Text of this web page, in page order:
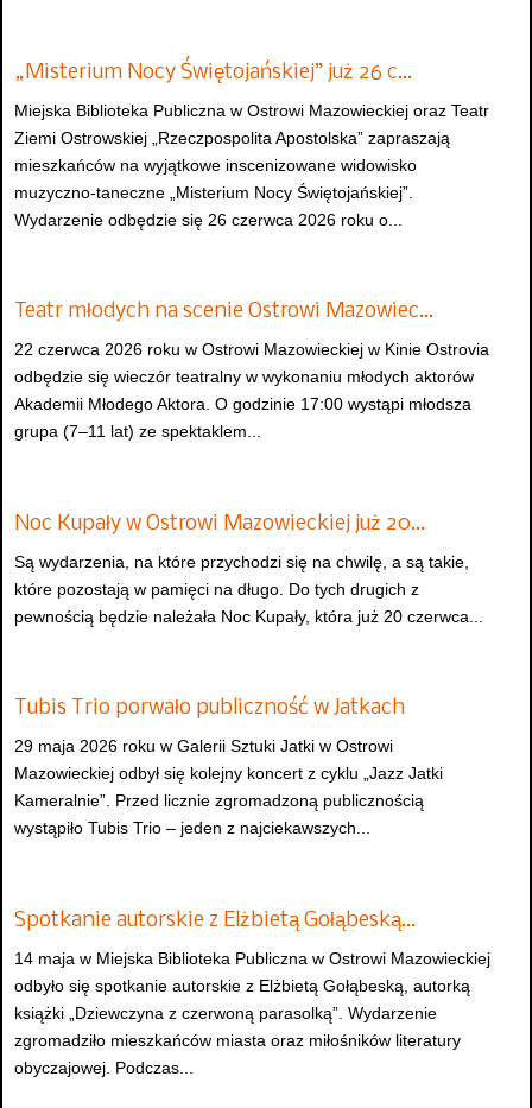
„Misterium Nocy Świętojańskiej” już 26 c…
Miejska Biblioteka Publiczna w Ostrowi Mazowieckiej oraz Teatr
Ziemi Ostrowskiej „Rzeczpospolita Apostolska” zapraszają
mieszkańców na wyjątkowe inscenizowane widowisko
muzyczno-taneczne „Misterium Nocy Świętojańskiej”.
Wydarzenie odbędzie się 26 czerwca 2026 roku o...
Teatr młodych na scenie Ostrowi Mazowiec…
22 czerwca 2026 roku w Ostrowi Mazowieckiej w Kinie Ostrovia
odbędzie się wieczór teatralny w wykonaniu młodych aktorów
Akademii Młodego Aktora. O godzinie 17:00 wystąpi młodsza
grupa (7–11 lat) ze spektaklem...
Noc Kupały w Ostrowi Mazowieckiej już 20…
Są wydarzenia, na które przychodzi się na chwilę, a są takie,
które pozostają w pamięci na długo. Do tych drugich z
pewnością będzie należała Noc Kupały, która już 20 czerwca...
Tubis Trio porwało publiczność w Jatkach
29 maja 2026 roku w Galerii Sztuki Jatki w Ostrowi
Mazowieckiej odbył się kolejny koncert z cyklu „Jazz Jatki
Kameralnie”. Przed licznie zgromadzoną publicznością
wystąpiło Tubis Trio – jeden z najciekawszych...
Spotkanie autorskie z Elżbietą Gołąbeską…
14 maja w Miejska Biblioteka Publiczna w Ostrowi Mazowieckiej
odbyło się spotkanie autorskie z Elżbietą Gołąbeską, autorką
książki „Dziewczyna z czerwoną parasolką”. Wydarzenie
zgromadziło mieszkańców miasta oraz miłośników literatury
obyczajowej. Podczas...